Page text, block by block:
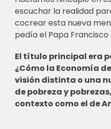
escuchar la realidad
cocrear esta nueva
pedía el Papa
El título principal era
¿Cómo la Economía
visión distinta o una
de pobreza y
contexto como el de